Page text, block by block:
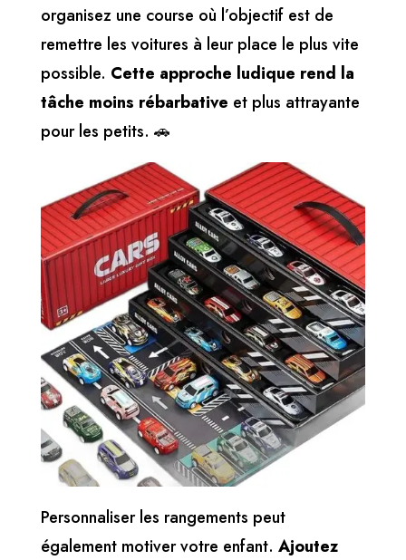
organisez une course où l’objectif est de
remettre les voitures à leur place le plus vite
possible. Cette approche ludique rend la
tâche moins rébarbative et plus attrayante
pour les petits. 🚗
Personnaliser les rangements peut
également motiver votre enfant. Ajoutez